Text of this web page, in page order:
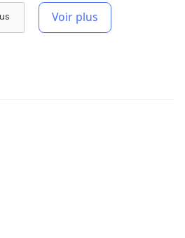
Voir plus